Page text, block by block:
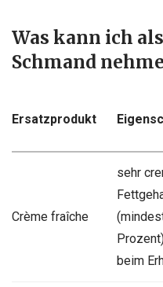
Was kann ich
Schmand
Ersatzprodukt
Crème fraîche
sehr
beim